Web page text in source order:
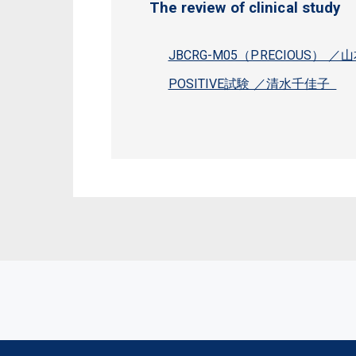
The review of clinical study
JBCRG-M05（PRECIOUS） ／
POSITIVE試験 ／清水千佳子